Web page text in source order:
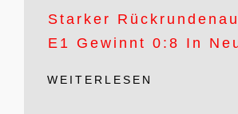
Starker
E1 Gewinnt 0:8 In
WEITERLESEN